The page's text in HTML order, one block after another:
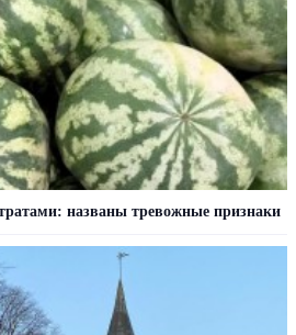
названы тревожные признаки